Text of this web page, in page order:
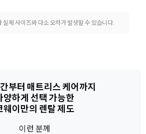
제 사이즈와 다소 오차가 발생할 수 있습니다.
부터 매트리스 케어까지
양하게 선택 가능한
웨이만의 렌탈 제도
이런 분께